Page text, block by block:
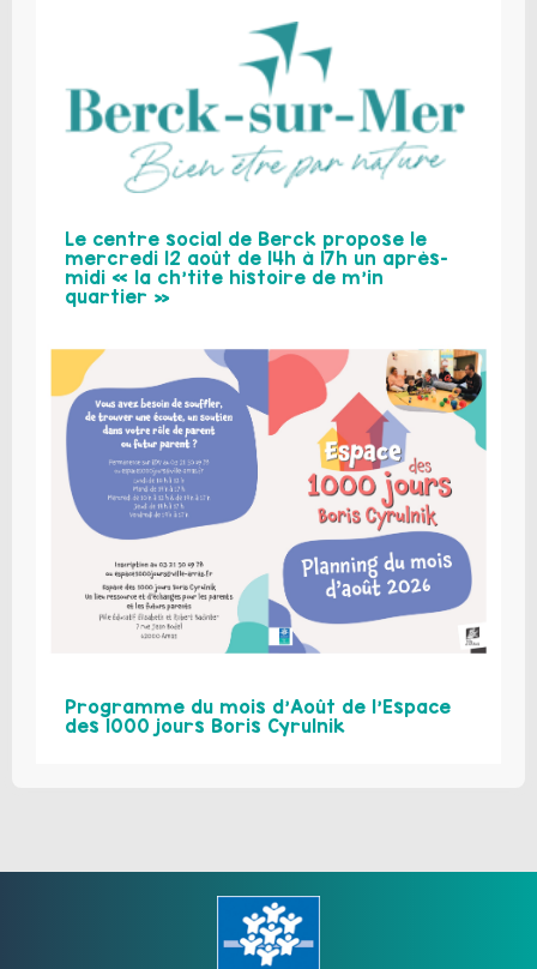
Le centre social de Berck propose le
mercredi 12 août de 14h à 17h un après-
midi « la ch’tite histoire de m’in
quartier »
Programme du mois d’Août de l’Espace
des 1000 jours Boris Cyrulnik